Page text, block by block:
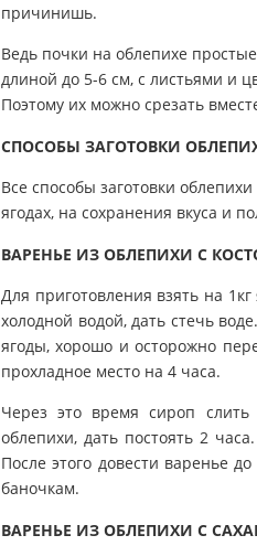
причинишь.
Ведь почки на облепихе
длиной до 5-6 см, с листьями и
Поэтому их можно срезать
СПОСОБЫ ЗАГОТОВКИ
Все способы заготовки
ягодах, на сохранения вкуса и
ВАРЕНЬЕ ИЗ ОБЛЕПИХИ С
Для приготовления взять на
холодной водой, дать стечь
ягоды, хорошо и осторожно
прохладное место на 4 часа.
Через это время сироп
облепихи, дать постоять 2
После этого довести варенье
баночкам.
ВАРЕНЬЕ ИЗ ОБЛЕПИХИ С